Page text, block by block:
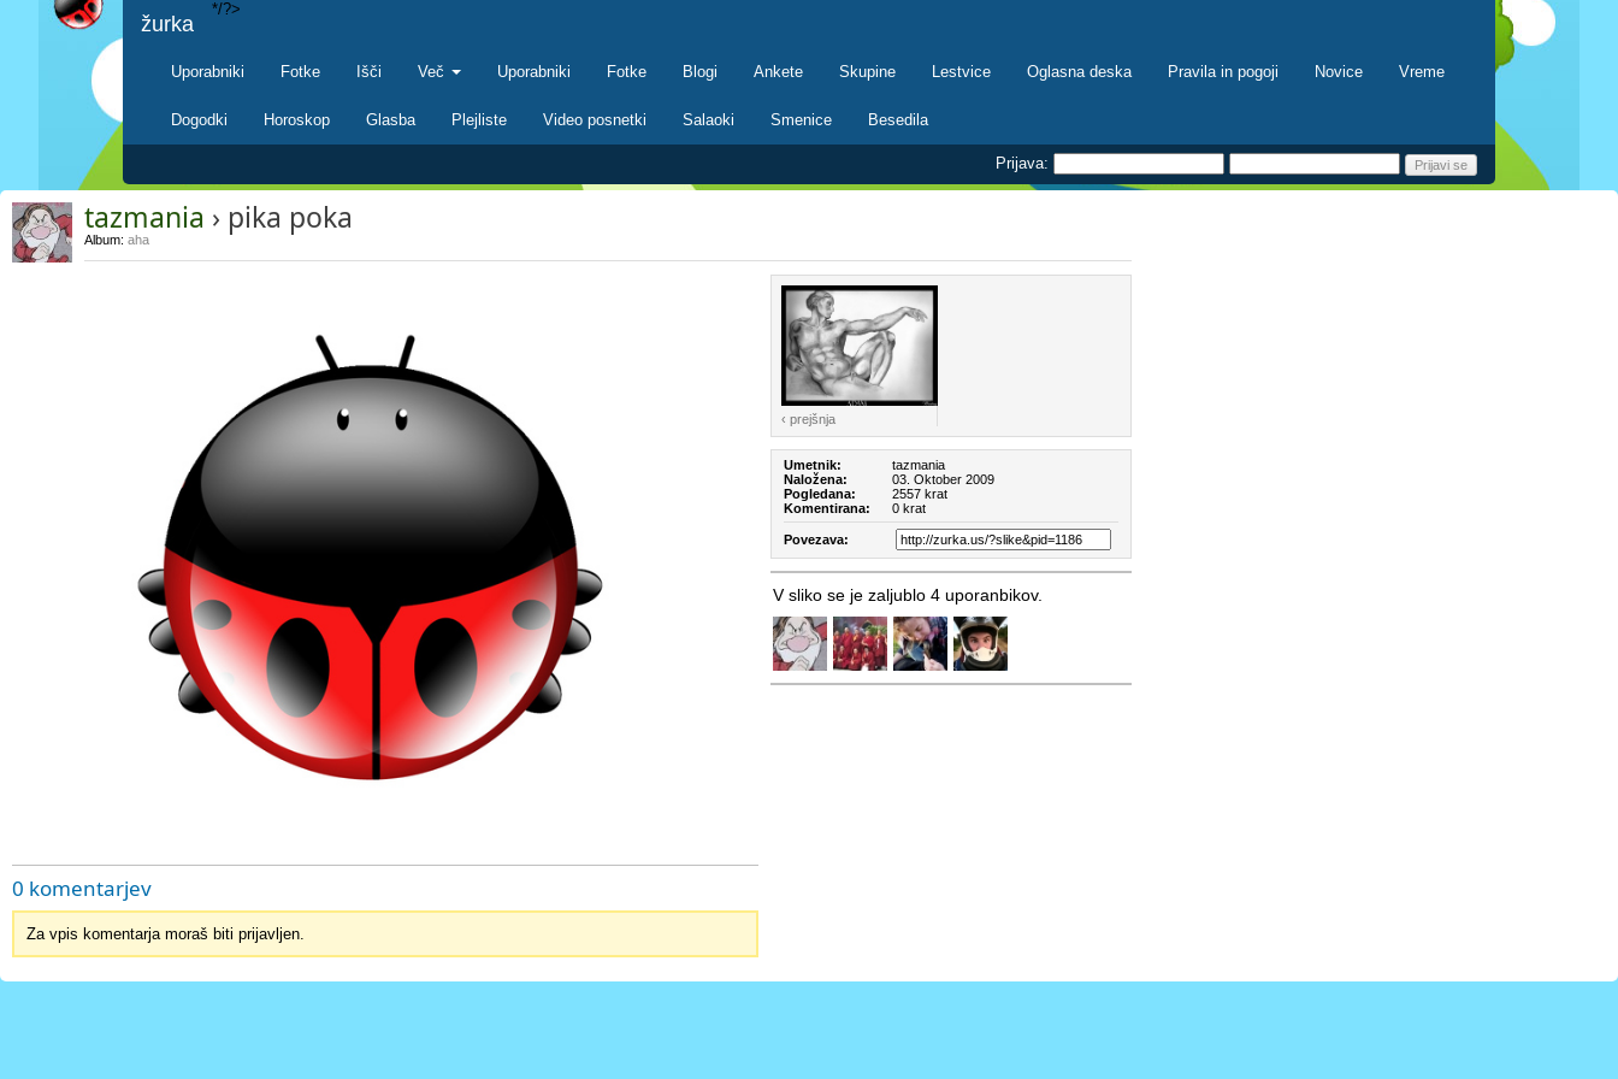
žurka
Uporabniki Fotke Išči Več Uporabniki Fotke Blogi Ankete Skupine Lestvice Oglasna deska Pravila in pogoji Novice Vreme
Dogodki Horoskop Glasba Plejliste Video posnetki Salaoki Smenice Besedila
*/?>
Prijava:
tazmania › pika poka
Album: aha
0 komentarjev
Za vpis komentarja moraš biti prijavljen.
‹ prejšnja
Umetnik:
tazmania
Naložena:
03. Oktober 2009
Pogledana:
2557 krat
Komentirana:
0 krat
Povezava:
V sliko se je zaljublo 4 uporanbikov.